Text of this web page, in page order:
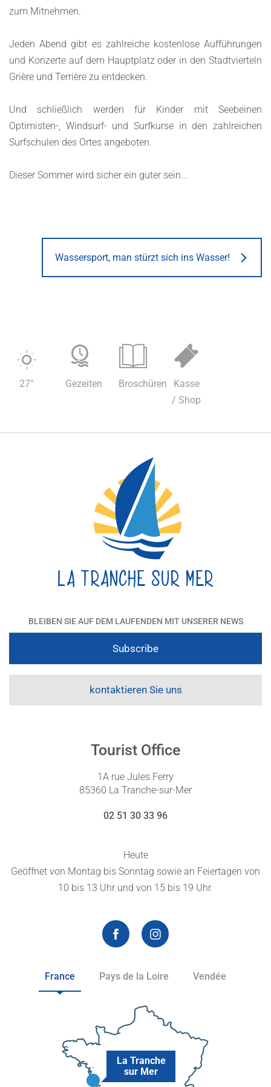
zum Mitnehmen.
Jeden Abend gibt es zahlreiche kostenlose Aufführungen
und Konzerte auf dem Hauptplatz oder in den Stadtvierteln
Grière und Terrière zu entdecken.
Und schließlich werden für Kinder mit Seebeinen
Optimisten-, Windsurf- und Surfkurse in den zahlreichen
Surfschulen des Ortes angeboten.
Dieser Sommer wird sicher ein guter sein...
Wassersport, man stürzt sich ins Wasser!
27° Gezeiten Broschüren
Kasse
/ Shop
BLEIBEN SIE AUF DEM LAUFENDEN MIT UNSERER NEWS
Subscribe
kontaktieren Sie uns
Tourist Office
1A rue Jules Ferry
85360 La Tranche-sur-Mer
02 51 30 33 96
Heute
Geöffnet von Montag bis Sonntag sowie an Feiertagen von
10 bis 13 Uhr und von 15 bis 19 Uhr.
France Pays de la Loire Vendée
La Tranche
sur Mer